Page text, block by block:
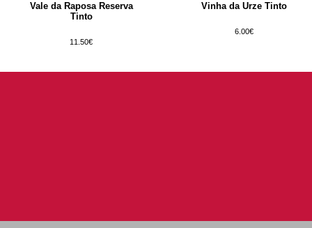
Vale da Raposa Reserva
Tinto
11.50€
Vinha da Urze Tinto
6.00€